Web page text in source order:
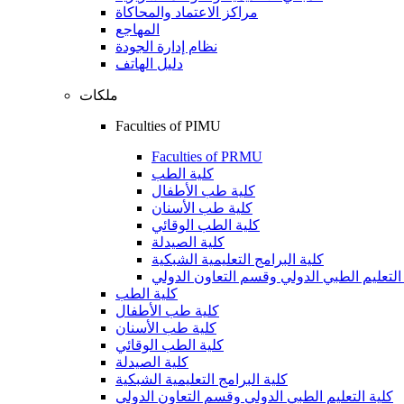
مراكز الاعتماد والمحاكاة
المهاجع
نظام إدارة الجودة
دليل الهاتف
ملكات
Faculties of PIMU
Faculties of PRMU
كلية الطب
كلية طب الأطفال
كلية طب الأسنان
كلية الطب الوقائي
كلية الصيدلة
كلية البرامج التعليمية الشبكية
التعليم الطبي الدولي وقسم التعاون الدولي
كلية الطب
كلية طب الأطفال
كلية طب الأسنان
كلية الطب الوقائي
كلية الصيدلة
كلية البرامج التعليمية الشبكية
كلية التعليم الطبي الدولي وقسم التعاون الدولي